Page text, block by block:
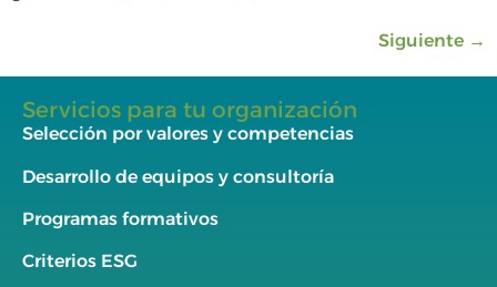
Siguiente →
Servicios para tu organización
Selección por valores y competencias
Desarrollo de equipos y consultoría
Programas formativos
Criterios ESG